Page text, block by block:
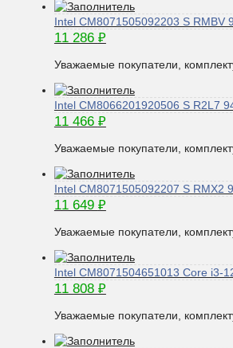
Intel CM8071505092203 S RMBV
11 286 ₽
Уважаемые покупатели,
Intel CM8066201920506 S R2L7
11 466 ₽
Уважаемые покупатели,
Intel CM8071505092207 S RMX2
11 649 ₽
Уважаемые покупатели,
Intel CM8071504651013 Core i3-
11 808 ₽
Уважаемые покупатели,